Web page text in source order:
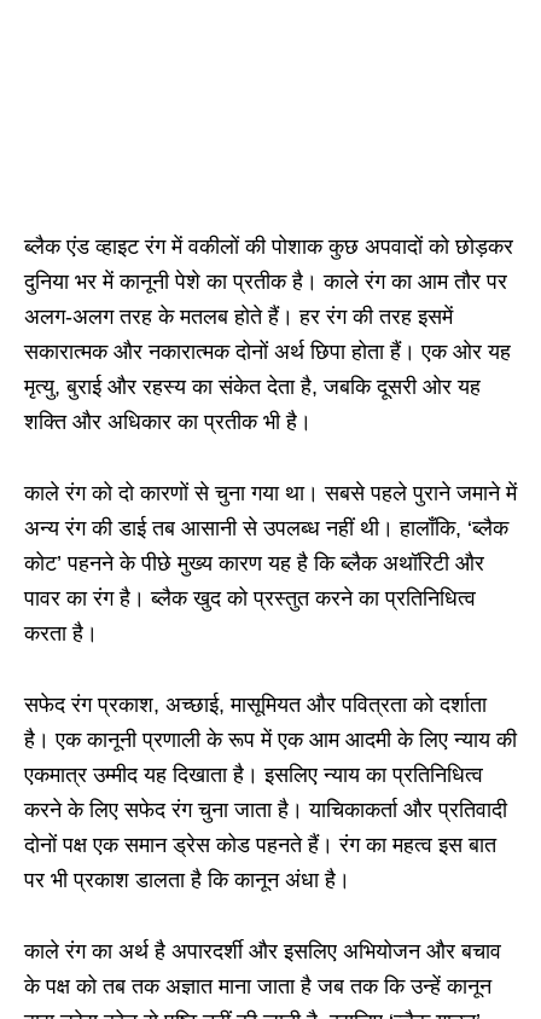
ब्लैक एंड व्हाइट रंग में वकीलों की पोशाक कुछ अपवादों को छोड़कर
दुनिया भर में कानूनी पेशे का प्रतीक है। काले रंग का आम तौर पर
अलग-अलग तरह के मतलब होते हैं। हर रंग की तरह इसमें
सकारात्मक और नकारात्मक दोनों अर्थ छिपा होता हैं। एक ओर यह
मृत्यु, बुराई और रहस्य का संकेत देता है, जबकि दूसरी ओर यह
शक्ति और अधिकार का प्रतीक भी है।
काले रंग को दो कारणों से चुना गया था। सबसे पहले पुराने जमाने में
अन्य रंग की डाई तब आसानी से उपलब्ध नहीं थी। हालाँकि, ‘ब्लैक
कोट’ पहनने के पीछे मुख्य कारण यह है कि ब्लैक अथॉरिटी और
पावर का रंग है। ब्लैक खुद को प्रस्तुत करने का प्रतिनिधित्व
करता है।
सफेद रंग प्रकाश, अच्छाई, मासूमियत और पवित्रता को दर्शाता
है। एक कानूनी प्रणाली के रूप में एक आम आदमी के लिए न्याय की
एकमात्र उम्मीद यह दिखाता है। इसलिए न्याय का प्रतिनिधित्व
करने के लिए सफेद रंग चुना जाता है। याचिकाकर्ता और प्रतिवादी
दोनों पक्ष एक समान ड्रेस कोड पहनते हैं। रंग का महत्व इस बात
पर भी प्रकाश डालता है कि कानून अंधा है।
काले रंग का अर्थ है अपारदर्शी और इसलिए अभियोजन और बचाव
के पक्ष को तब तक अज्ञात माना जाता है जब तक कि उन्हें कानून